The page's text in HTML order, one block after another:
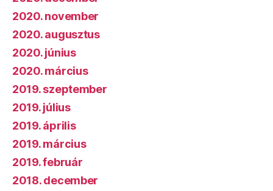
2020. november
2020. augusztus
2020. június
2020. március
2019. szeptember
2019. július
2019. április
2019. március
2019. február
2018. december